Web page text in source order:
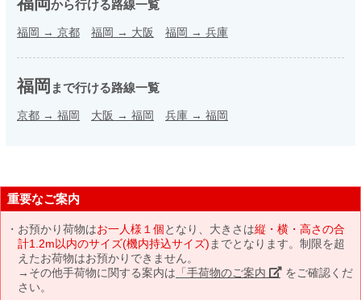
から行ける路線一覧
福岡 → 京都 福岡 → 大阪 福岡 → 兵庫
福岡 まで行ける路線一覧
京都 → 福岡 大阪 → 福岡 兵庫 → 福岡
重要なご案内
お預かり荷物はお一人様１個となり、大きさは縦・横・高さの合
計1.2m以内のサイズ(機内持込サイズ)までとなります。制限を超
えたお荷物はお預かりできません。
→その他手荷物に関する案内は 「手荷物のご案内」 をご確認くだ
さい。